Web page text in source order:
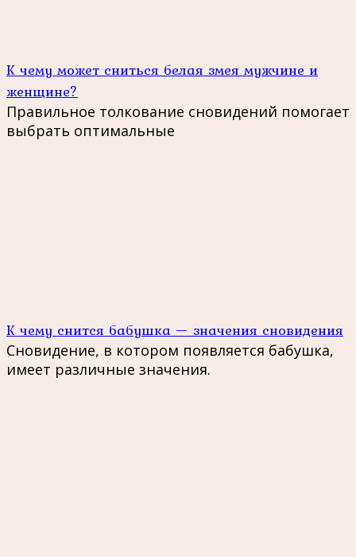
К чему может сниться белая змея мужчине и
женщине?
Правильное толкование сновидений помогает
выбрать оптимальные
К чему снится бабушка — значения сновидения
Сновидение, в котором появляется бабушка,
имеет различные значения.